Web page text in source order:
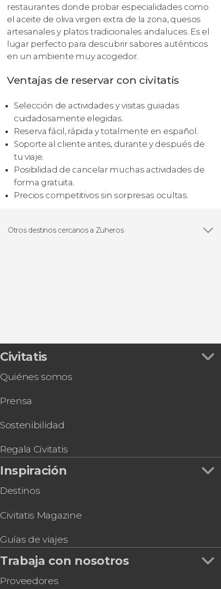
restaurantes donde probar especialidades como
el aceite de oliva virgen extra de la zona, quesos
artesanales y platos tradicionales andaluces. Es el
lugar perfecto para descubrir sabores auténticos
en un ambiente muy acogedor.
Ventajas de reservar con civitatis
Selección de actividades y visitas guiadas
cuidadosamente elegidas.
Reserva fácil, rápida y totalmente en español.
Soporte al cliente antes, durante y después de
tu viaje.
Posibilidad de cancelar muchas actividades de
forma gratuita.
Precios competitivos sin sorpresas ocultas.
Otros destinos cercanos a Zuheros
Civitatis
Quiénes somos
Prensa
Sostenibilidad
Regala Civitatis
Inspiración
Destinos
Civitatis Magazine
Guías de viajes
Trabaja con nosotros
Proveedores